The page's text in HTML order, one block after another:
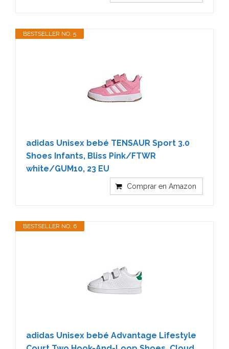
BESTSELLER NO. 5
adidas Unisex bebé TENSAUR Sport 3.0
Shoes Infants, Bliss Pink/FTWR
white/GUM10, 23 EU
Comprar en Amazon
BESTSELLER NO. 6
adidas Unisex bebé Advantage Lifestyle